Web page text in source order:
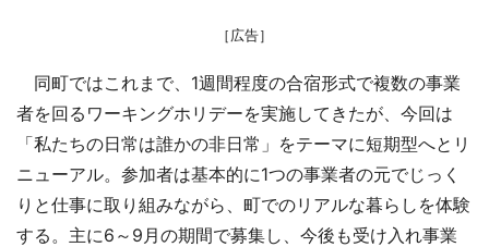
［広告］
同町ではこれまで、1週間程度の合宿形式で複数の事業
者を回るワーキングホリデーを実施してきたが、今回は
「私たちの日常は誰かの非日常」をテーマに短期型へとリ
ニューアル。参加者は基本的に1つの事業者の元でじっく
りと仕事に取り組みながら、町でのリアルな暮らしを体験
する。主に6～9月の期間で募集し、今後も受け入れ事業